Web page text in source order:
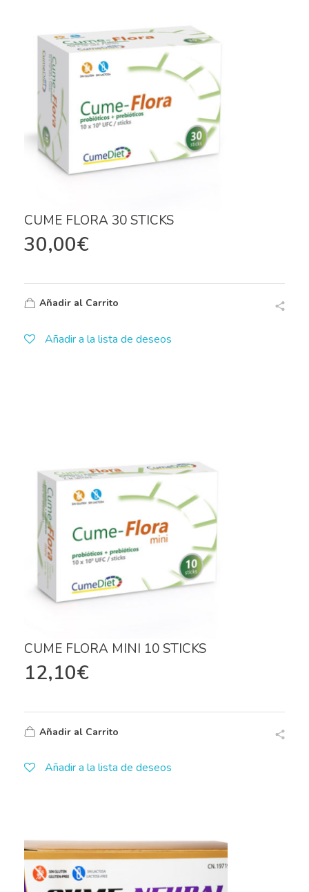
CUME FLORA 30 STICKS
30,00€
Añadir al Carrito
Añadir a la lista de deseos
CUME FLORA MINI 10 STICKS
12,10€
Añadir al Carrito
Añadir a la lista de deseos